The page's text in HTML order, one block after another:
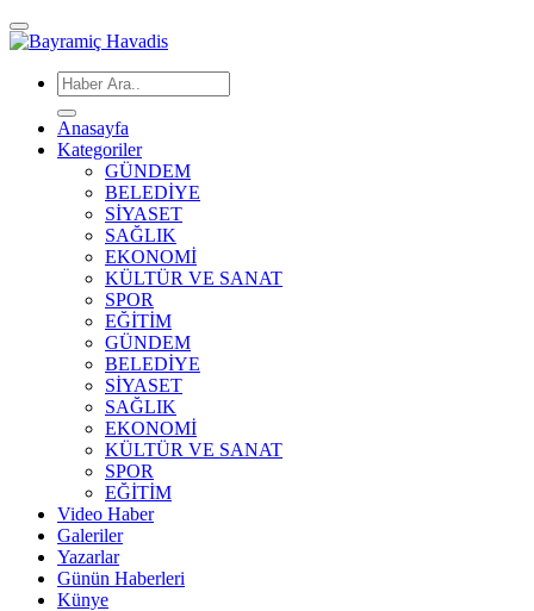
Anasayfa
Kategoriler
GÜNDEM
BELEDİYE
SİYASET
SAĞLIK
EKONOMİ
KÜLTÜR VE SANAT
SPOR
EĞİTİM
GÜNDEM
BELEDİYE
SİYASET
SAĞLIK
EKONOMİ
KÜLTÜR VE SANAT
SPOR
EĞİTİM
Video Haber
Galeriler
Yazarlar
Günün Haberleri
Künye